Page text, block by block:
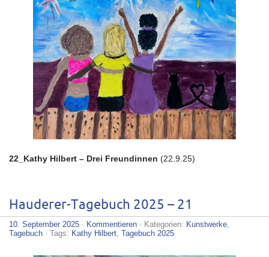
22_Kathy Hilbert – Drei Freundinnen (22.9.25)
Hauderer-Tagebuch 2025 – 21
10. September 2025 · Kommentieren · Kategorien: Kunstwerke,
Tagebuch · Tags: Kathy Hilbert, Tagebuch 2025